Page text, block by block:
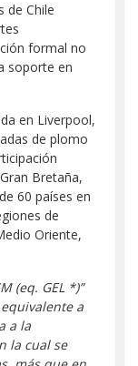
de Chile
formal no
soporte en
en Liverpool,
de plomo
Bretaña,
60 países en
de
Oriente,
(eq. GEL *)”
a
a la
la cual se